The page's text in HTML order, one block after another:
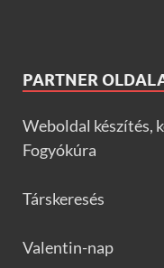
PARTNER
Weboldal készítés,
Fogyókúra
Társkeresés
Valentin-nap